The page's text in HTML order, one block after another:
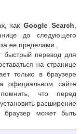
какGoogle Search
до следующего
ее пределами.
быстрый перевод для
на странице
только в браузере
официальном сайте
что перед
расширение
браузер может быть